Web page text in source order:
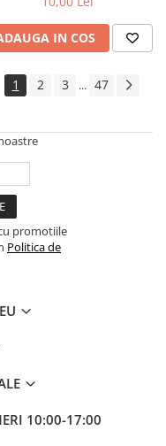
IN COS
1 2 3 ... 47
promotiile
Politica de
10:00-17:00